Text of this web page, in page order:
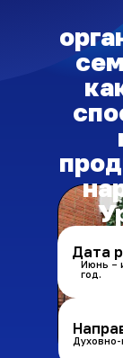
Дата
Июнь –
год.